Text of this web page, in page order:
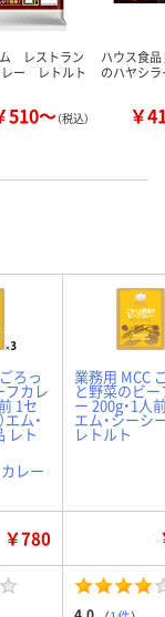
レストラン
レー レトルト
510～（税込）
ハウス食
のハヤシ
￥
ろっ
フカレ
1セ
ム・
レト
レー
業務用 MCC
と野菜のビ
ー 200g・1人
エム・シーシ
レトルト
￥780